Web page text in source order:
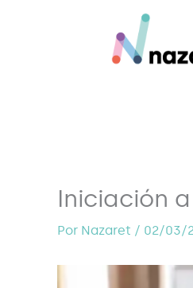
Iniciación
Por Nazaret / 02/03/